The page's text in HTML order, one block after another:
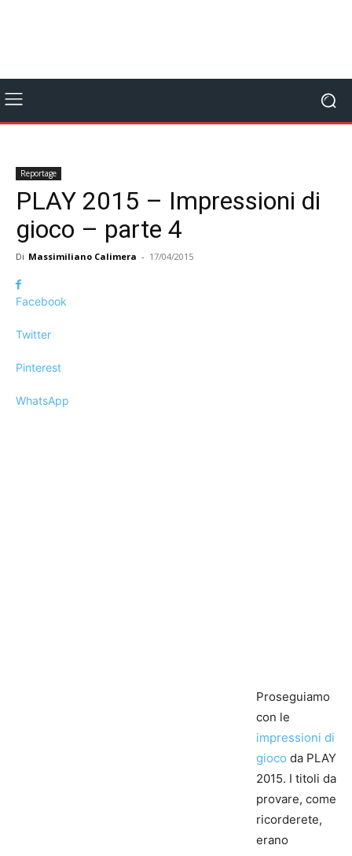
Reportage
PLAY 2015 – Impressioni di
gioco – parte 4
Di Massimiliano Calimera - 17/04/2015
Facebook
Twitter
Pinterest
WhatsApp
Proseguiamo
con le
impressioni di
gioco da PLAY
2015. I titoli da
provare, come
ricorderete,
erano